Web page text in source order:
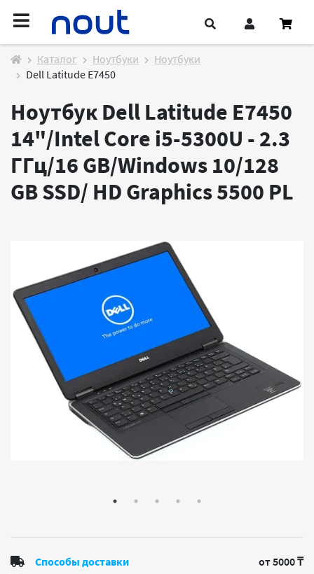
Каталог Ноутбуки
Ноутбуки
Dell Latitude E7450
Ноутбук Dell Latitude E7450
14"/Intel Core i5-5300U - 2.3
ГГц/16 GB/Windows 10/128
GB SSD/ HD Graphics 5500 PL
Способы доставки от 5000 ₸